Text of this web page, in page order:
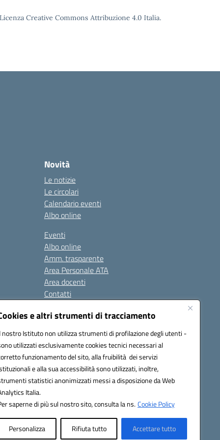
e altri strumenti di tracciamento
nostro Istituto non utilizza strumenti di profilazione degli utenti -
utilizzati esclusivamente cookies tecnici necessari al
funzionamento del sito, alla fruibilità dei servizi
e alla sua accessibilità sono utilizzati, inoltre,
statistici anonimizzati messi a disposizione da Web
Italia.
saperne di più sul nostro sito, consulta la ns.Cookie Policy
Personalizza Rifiuta tutto Accettare tutto
Creative Commons Attribuzione 4.0 Italia.
Novità
Le notizie
Le circolari
Calendario eventi
Albo online
Eventi
Albo online
Amm. trasparente
Area Personale ATA
Area docenti
Contatti